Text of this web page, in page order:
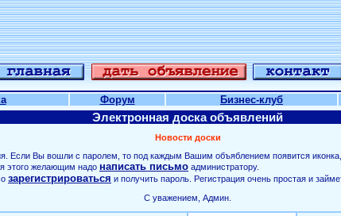
Форум Бизнес-клуб
Электронная доска объявлений
Новости доски
Если Вы вошли с паролем, то под каждым Вашим объяблением появится
этого желающим надо написать письмо администратору.
зарегистрироваться и получить пароль. Регистрация очень простая и
С уважением, Админ.